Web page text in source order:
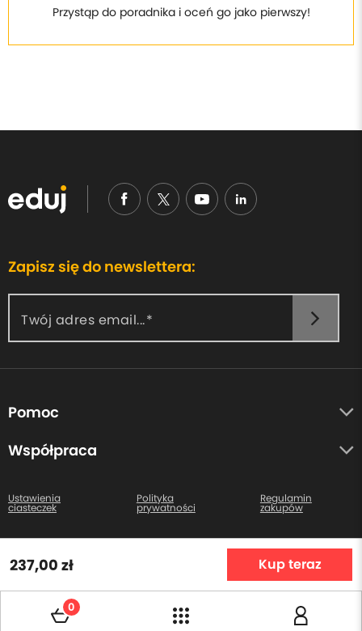
0
Przystąp do poradnika i oceń go jako pierwszy!
237,00 zł Kup teraz
Zapisz się do newslettera:
Twój adres email...
Pomoc
O nas
Centrum pomocy
Kontakt
Współpraca
Wszystkie prawa zastrzeżone. Copyright © 2026
Ustawienia
ciasteczek
Polityka
prywatności
Regulamin
zakupów